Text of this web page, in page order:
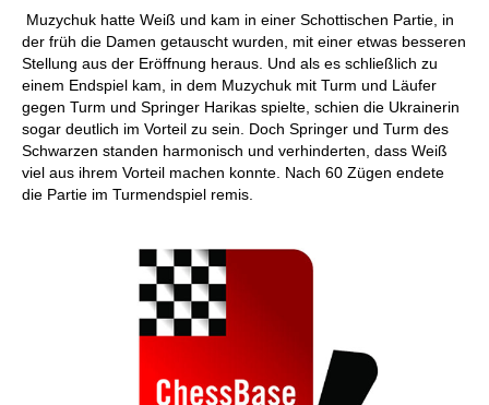
Muzychuk hatte Weiß und kam in einer Schottischen Partie, in
der früh die Damen getauscht wurden, mit einer etwas besseren
Stellung aus der Eröffnung heraus. Und als es schließlich zu
einem Endspiel kam, in dem Muzychuk mit Turm und Läufer
gegen Turm und Springer Harikas spielte, schien die Ukrainerin
sogar deutlich im Vorteil zu sein. Doch Springer und Turm des
Schwarzen standen harmonisch und verhinderten, dass Weiß
viel aus ihrem Vorteil machen konnte. Nach 60 Zügen endete
die Partie im Turmendspiel remis.